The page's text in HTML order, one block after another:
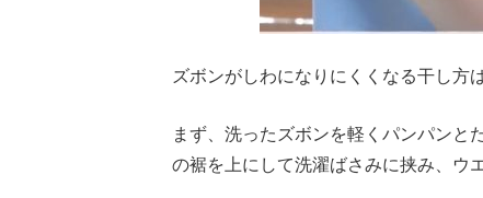
ズボンがしわになりにくくなる干し方
まず、洗ったズボンを軽くパンパンと
の裾を上にして洗濯ばさみに挟み、ウ